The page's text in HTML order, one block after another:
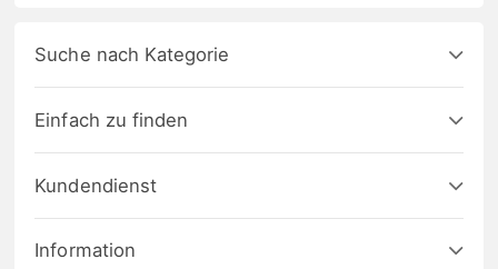
Suche nach Kategorie
Einfach zu finden
Kundendienst
Information